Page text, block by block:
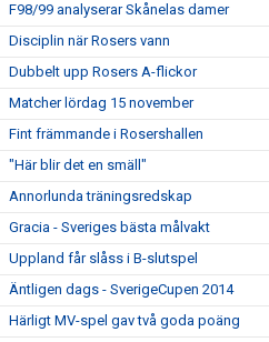
F98/99 analyserar Skånelas damer
Disciplin när Rosers vann
Dubbelt upp Rosers A-flickor
Matcher lördag 15 november
Fint främmande i Rosershallen
"Här blir det en smäll"
Annorlunda träningsredskap
Gracia - Sveriges bästa målvakt
Uppland får slåss i B-slutspel
Äntligen dags - SverigeCupen 2014
Härligt MV-spel gav två goda poäng